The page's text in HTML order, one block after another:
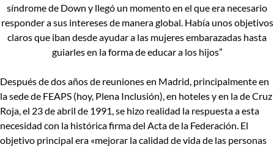
síndrome de Down y llegó un momento en el que era necesario
responder a sus intereses de manera global. Había unos objetivos
claros que iban desde ayudar a las mujeres embarazadas hasta
guiarles en la forma de educar a los hijos”
Después de dos años de reuniones en Madrid, principalmente en
la sede de FEAPS (hoy, Plena Inclusión), en hoteles y en la de Cruz
Roja,el 23 de abril de 1991, se hizo realidad la respuesta a esta
necesidad con la histórica firma del Acta de la Federación. El
objetivo principal era «mejorar la calidad de vida de las personas